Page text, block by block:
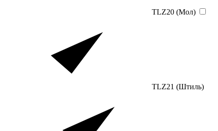
TLZ20 (Мол)
TLZ21 (Штиль)